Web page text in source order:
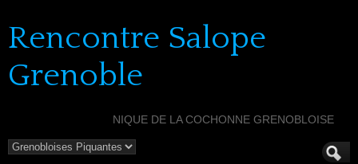
Rencontre Salope
Grenoble
NIQUE DE LA COCHONNE GRENOBLOISE